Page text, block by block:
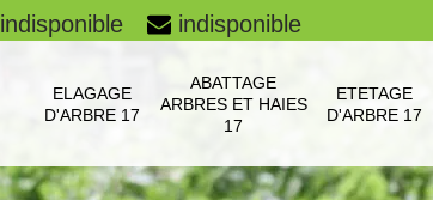
indisponible indisponible
ELAGAGE
D'ARBRE 17
ABATTAGE
ARBRES ET HAIES
17
ETETAGE
D'ARBRE 17